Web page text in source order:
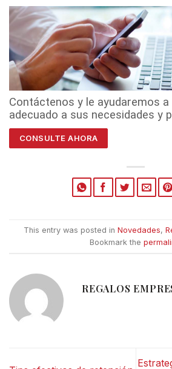
Contáctenos y l e ayudaremos
adecuado a sus necesidades y
CONSULTE AHORA
This entry was posted in Novedades,
Bookmark the
REGALOS